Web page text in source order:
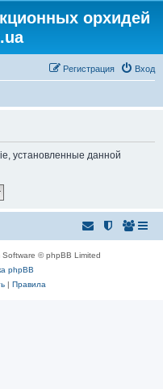
орхидей
Вход
Регистрация
установленные данной
Software © phpBB Limited
phpBB
| Правила